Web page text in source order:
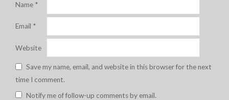
Name *
Email *
Website
Save my name, email, and website in this browser for the next
time I comment.
Notify me of follow-up comments by email.